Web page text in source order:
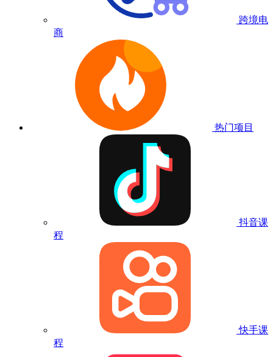
跨境电
商
热门项目
抖音课
程
快手课
程